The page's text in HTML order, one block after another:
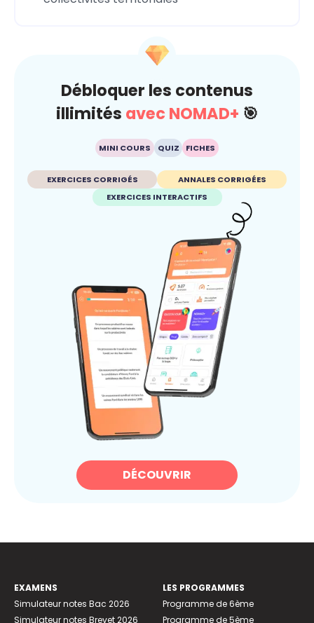
Débloquer les contenus
illimités avec NOMAD+ 🎯
MINI COURS QUIZ FICHES
EXERCICES CORRIGÉS
ANNALES CORRIGÉES
EXERCICES INTERACTIFS
DÉCOUVRIR
EXAMENS
Simulateur notes Bac 2026
Simulateur notes Brevet 2026
LES PROGRAMMES
Programme de 6ème
Programme de 5ème